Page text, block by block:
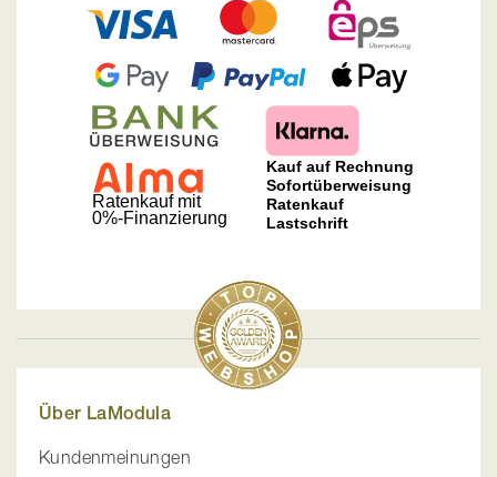
Über LaModula
Kundenmeinungen